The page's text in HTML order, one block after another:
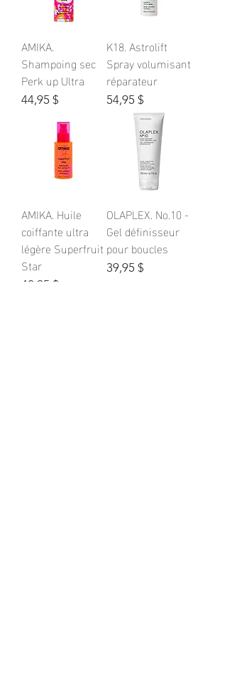
AMIKA.
Shampoing sec
Perk up Ultra
Prix
44,95 $
K18. Astrolift
Spray volumisant
réparateur
Prix
54,95 $
AMIKA. Huile
coiffante ultra
légère Superfruit
Star
Prix
42,95 $
OLAPLEX. No.10 -
Gel définisseur
pour boucles
Prix
39,95 $